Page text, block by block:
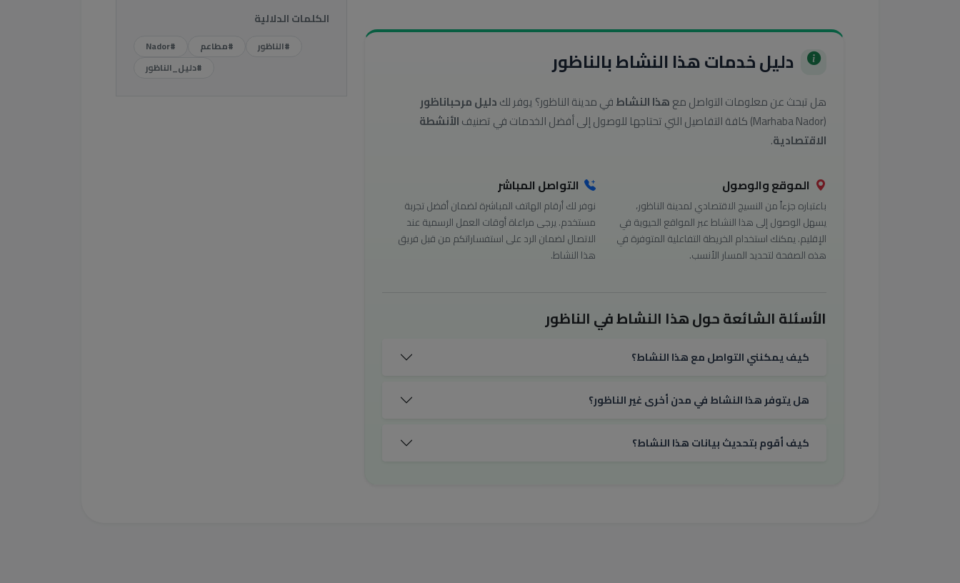
دليل خدمات هذا النشاط بالناظور
هل تبحث عن معلومات التواصل معهذا النشاطفي مدينة الناظور؟ يوفر لكدليل مرحباناظور
(Marhaba Nador) كافة التفاصيل التي تحتاجها للوصول إلى أفضل الخدمات في تصنيف
الأنشطة
الاقتصادية.
الموقع والوصول
باعتباره جزءاً من النسيج الاقتصادي لمدينة الناظور،
يسهل الوصول إلى هذا النشاط عبر المواقع الحيوية في
الإقليم. يمكنك استخدام الخريطة التفاعلية المتوفرة في
هذه الصفحة لتحديد المسار الأنسب.
التواصل المباشر
نوفر لك أرقام الهاتف المباشرة لضمان أفضل تجربة
مستخدم. يرجى مراعاة أوقات العمل الرسمية عند
الاتصال لضمان الرد على استفساراتكم من قبل فريق
هذا النشاط.
الأسئلة الشائعة حول هذا النشاط في الناظور
كيف يمكنني التواصل مع هذا النشاط؟
هل يتوفر هذا النشاط في مدن أخرى غير الناظور؟
كيف أقوم بتحديث بيانات هذا النشاط؟
الكلمات الدلالية
#الناظور #مطاعم
#Nador
#دليل_الناظور